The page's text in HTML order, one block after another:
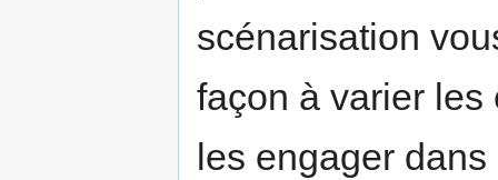
scénarisation
façon à varier les
les engager